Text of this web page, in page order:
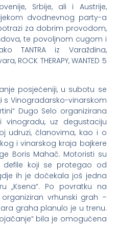
Srbije, ali i Austrije,
dvodnevnog party-a
za dobrim provodom,
te povoljnom cugom i
TANTRA iz Varaždina,
ROCK THERAPY, WANTED 5
posjećeniji, u subotu se
s Vinogradarsko-vinarskom
Dugo Selo organizirana
uz degustaciju
udruzi, članovima, kao i o
i vinarskog kraja bajkere
Boris Mahač. Motoristi su
koji se protegao od
ih je dočekala još jedna
„Ksena“. Po povratku na
vrhunski grah –
graha planulo je u trenu.
bila je omogućena